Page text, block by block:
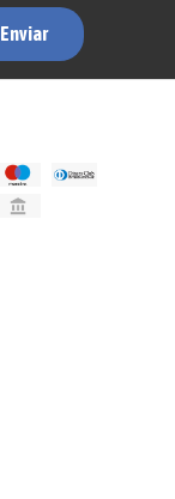
Enviar